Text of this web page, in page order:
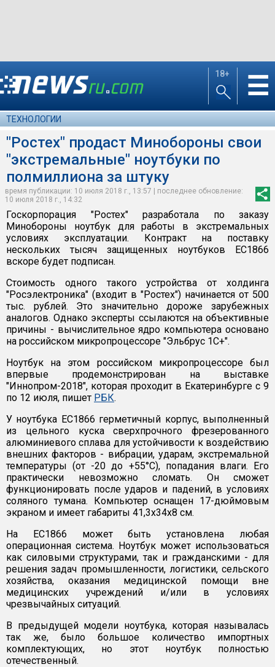
18+ ☰
ТЕХНОЛОГИИ
"Ростех" продаст Минобороны свои
"экстремальные" ноутбуки по
полмиллиона за штуку
время публикации: 10 июля 2018 г., 13:57 | последнее обновление:
10 июля 2018 г., 14:32
Госкорпорация "Ростех" разработала по заказу
Минобороны ноутбук для работы в экстремальных
условиях эксплуатации. Контракт на поставку
нескольких тысяч защищенных ноутбуков ЕС1866
вскоре будет подписан.
Стоимость одного такого устройства от ​холдинга
"Росэлектроника" (входит в "Ростех") начинается от 500
тыс. рублей. Это значительно дороже зарубежных
аналогов. Однако эксперты ссылаются на объективные
причины - вычислительное ядро компьютера основано
на российском микропроцессоре "Эльбрус 1С+".
Ноутбук на этом российском микропроцессоре был
впервые продемонстрирован на выставке
"Иннопром-2018", которая проходит в Екатеринбурге с 9
по 12 июля, пишет РБК.
У ноутбука ЕС1866 герметичный корпус, выполненный
из цельного куска сверхпрочного фрезерованного
алюминиевого сплава для устойчивости к воздействию
внешних факторов - вибрации, ударам, экстремальной
температуры (от -20 до +55°С), попадания влаги. Его
практически невозможно сломать. Он сможет
функционировать после ударов и падений, в условиях
соляного тумана. Компьютер оснащен 17-дюймовым
экраном и имеет габариты 41,3х34х8 см.
На ЕС1866 может быть установлена любая
операционная система. Ноутбук может использоваться
как силовыми структурами, так и гражданскими - для
решения задач промышленности, логистики, сельского
хозяйства, оказания медицинской помощи вне
медицинских учреждений и/или в условиях
чрезвычайных ситуаций.
В предыдущей модели ноутбука, которая называлась
так же, было большое количество импортных
комплектующих, но этот ноутбук полностью
отечественный.